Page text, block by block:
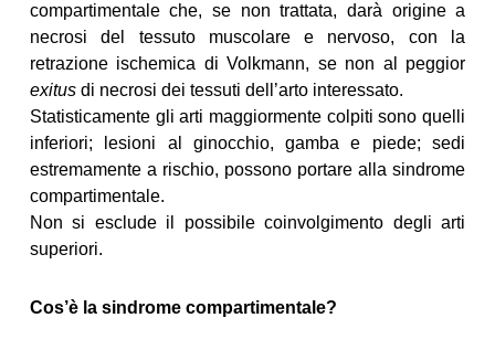
compartimentale che, se non trattata, darà origine a
necrosi del tessuto muscolare e nervoso, con la
retrazione ischemica di Volkmann, se non al peggior
exitusdi necrosi dei tessuti dell’arto interessato.
Statisticamente gli arti maggiormente colpiti sono quelli
inferiori; lesioni al ginocchio, gamba e piede; sedi
estremamente a rischio, possono portare alla sindrome
compartimentale.
Non si esclude il possibile coinvolgimento degli arti
superiori.
Cos’è la sindrome compartimentale?